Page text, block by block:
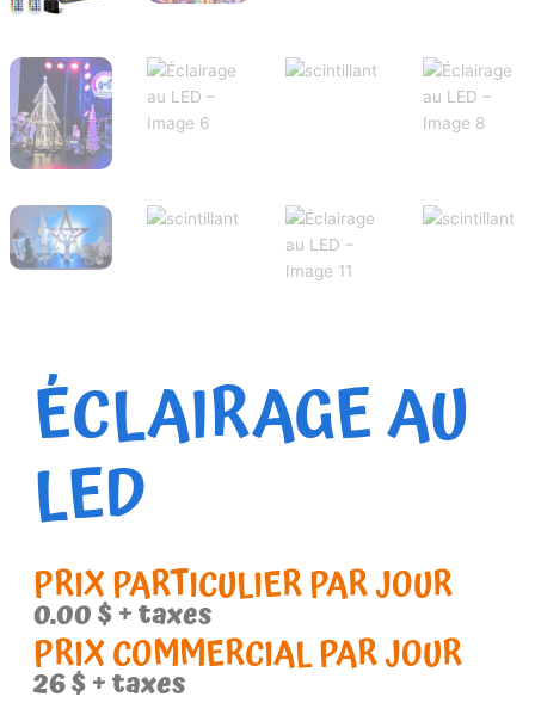
ÉCLAIRAGE AU
LED
PRIX PARTICULIER PAR JOUR
0.00$+ taxes
PRIX COMMERCIAL PAR JOUR
26 $ + taxes